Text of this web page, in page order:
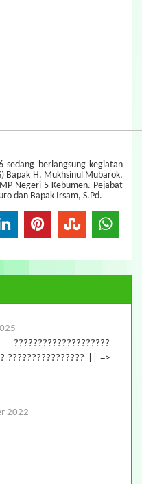
sedang berlangsung kegiatan
Bapak H. Mukhsinul Mubarok,
Negeri 5 Kebumen. Pejabat
dan Bapak Irsam, S.Pd.
???????????????? || =>
2022